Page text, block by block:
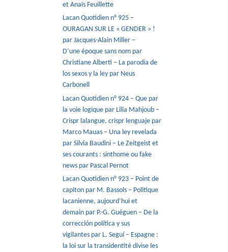
et Anaïs Feuillette
Lacan Quotidien n° 925 –
OURAGAN SUR LE « GENDER » !
par Jacques-Alain Miller –
D’une époque sans nom par
Christiane Alberti – La parodia de
los sexos y la ley par Neus
Carbonell
Lacan Quotidien n° 924 – Que par
la voie logique par Lilia Mahjoub –
Crispr lalangue, crispr lenguaje par
Marco Mauas – Una ley revelada
par Silvia Baudini – Le Zeitgeist et
ses courants : sinthome ou fake
news par Pascal Pernot
Lacan Quotidien n° 923 – Point de
capiton par M. Bassols – Politique
lacanienne, aujourd’hui et
demain par P.-G. Guéguen – De la
corrección política y sus
vigilantes par L. Seguí – Espagne :
la loi sur la transidentité divise les